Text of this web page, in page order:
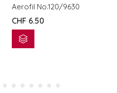
Aerofil No.120/9630
CHF 6.50